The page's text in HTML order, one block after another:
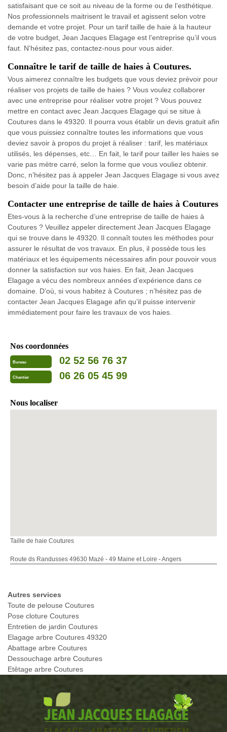
satisfaisant que ce soit au niveau de la forme ou de l’esthétique.
Nos professionnels maitrisent le travail et agissent selon votre
demande et votre projet. Pour un tarif taille de haie à la hauteur
de votre budget, Jean Jacques Elagage est l’entreprise qu’il vous
faut. N’hésitez pas, contactez-nous pour vous aider.
Connaître le tarif de taille de haies à Coutures.
Vous aimerez connaître les budgets que vous deviez prévoir pour
réaliser vos projets de taille de haies ? Vous voulez collaborer
avec une entreprise pour réaliser votre projet ? Vous pouvez
mettre en contact avec Jean Jacques Elagage qui se situe à
Coutures dans le 49320. Il pourra vous établir un devis gratuit afin
que vous puissiez connaître toutes les informations que vous
deviez savoir à propos du projet à réaliser : tarif, les matériaux
utilisés, les dépenses, etc… En fait, le tarif pour tailler les haies se
varie pas mètre carré, selon la forme que vous vouliez obtenir.
Donc, n’hésitez pas à appeler Jean Jacques Elagage si vous avez
besoin d’aide pour la taille de haie.
Contacter une entreprise de taille de haies à Coutures
Etes-vous à la recherche d’une entreprise de taille de haies à
Coutures ? Veuillez appeler directement Jean Jacques Elagage
qui se trouve dans le 49320. Il connaît toutes les méthodes pour
assurer le résultat de vos travaux. En plus, il possède tous les
matériaux et les équipements nécessaires afin pour pouvoir vous
donner la satisfaction sur vos haies. En fait, Jean Jacques
Elagage a vécu des nombreux années d’expérience dans ce
domaine. D’où, si vous habitez à Coutures ; n’hésitez pas de
contacter Jean Jacques Elagage afin qu’il puisse intervenir
immédiatement pour faire les travaux de vos haies.
Nos coordonnées
Bureau 02 52 56 76 37
Chantier 06 26 05 45 99
Nous localiser
Taille de haie Coutures
Route ds Randusses 49630 Mazé - 49 Maine et Loire - Angers
Autres services
Toute de pelouse Coutures
Pose cloture Coutures
Entretien de jardin Coutures
Elagage arbre Coutures 49320
Abattage arbre Coutures
Dessouchage arbre Coutures
Etêtage arbre Coutures